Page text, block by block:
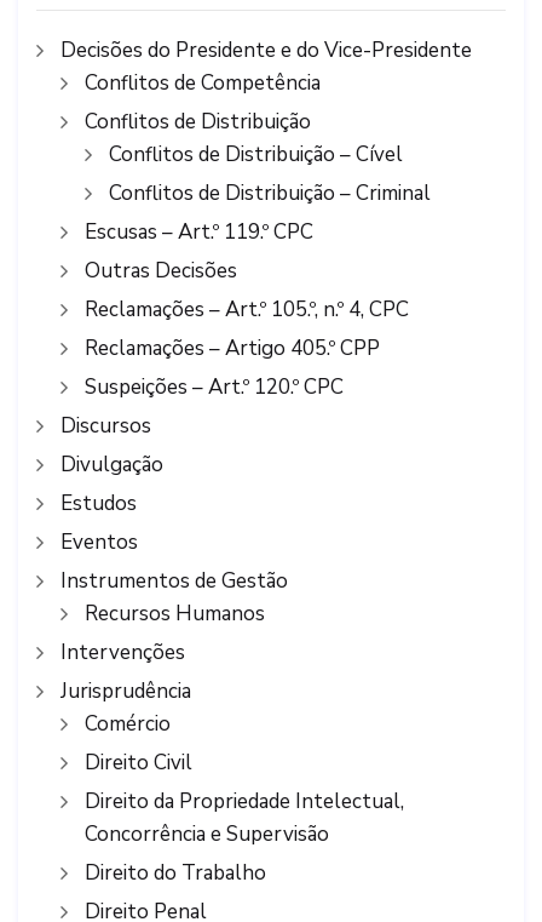
Decisões do Presidente e do Vice-Presidente
Conflitos de Competência
Conflitos de Distribuição
Conflitos de Distribuição – Cível
Conflitos de Distribuição – Criminal
Escusas – Art.º 119.º CPC
Outras Decisões
Reclamações – Art.º 105.º, n.º 4, CPC
Reclamações – Artigo 405.º CPP
Suspeições – Art.º 120.º CPC
Discursos
Divulgação
Estudos
Eventos
Instrumentos de Gestão
Recursos Humanos
Intervenções
Jurisprudência
Comércio
Direito Civil
Direito da Propriedade Intelectual,
Concorrência e Supervisão
Direito do Trabalho
Direito Penal